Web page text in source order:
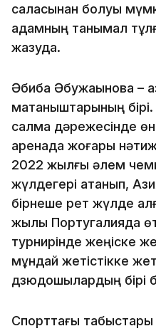
саласынан болуы
адамның танымал
жазуда.
Әбиба Әбужақынова –
мақтаныштарының бірі.
салмақ дәрежесінде
аренада жоғары
2022 жылғы әлем
жүлдегері атанып,
бірнеше рет жүлде
жылы Португалияда
турнирінде жеңіске
мұндай жетістікке
дзюдошылардың бірі
Спорттағы табыстары